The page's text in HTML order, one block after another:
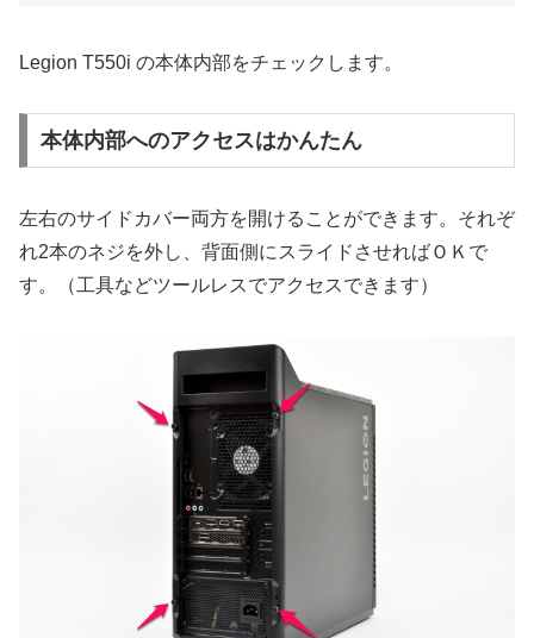
Legion T550i の本体内部をチェックします。
本体内部へのアクセスはかんたん
左右のサイドカバー両方を開けることができます。それぞ
れ2本のネジを外し、背面側にスライドさせればＯＫで
す。（工具などツールレスでアクセスできます）